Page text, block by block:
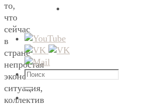
то,
что
сейчас
в
стране
непростая
экономическая
ситуация,
коллектив
Что
искать:
Поиск